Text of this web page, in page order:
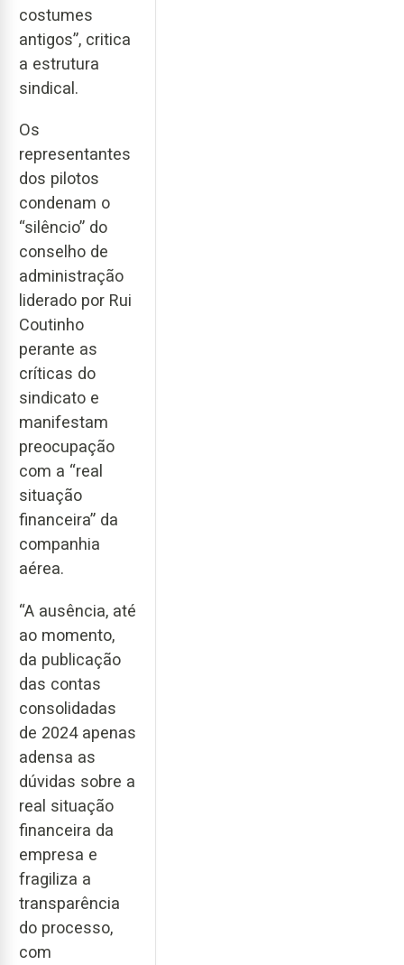
costumes
antigos”, critica
a estrutura
sindical.
Os
representantes
dos pilotos
condenam o
“silêncio” do
conselho de
administração
liderado por Rui
Coutinho
perante as
críticas do
sindicato e
manifestam
preocupação
com a “real
situação
financeira” da
companhia
aérea.
“A ausência, até
ao momento,
da publicação
das contas
consolidadas
de 2024 apenas
adensa as
dúvidas sobre a
real situação
financeira da
empresa e
fragiliza a
transparência
do processo,
com